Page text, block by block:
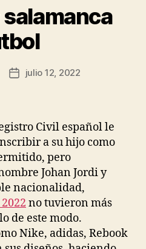
Fechajulio 12, 2022
Civil español le
a su hijo como
pero
Johan Jordi y
nacionalidad,
no tuvieron más
de este modo.
Nike, adidas, Rebook